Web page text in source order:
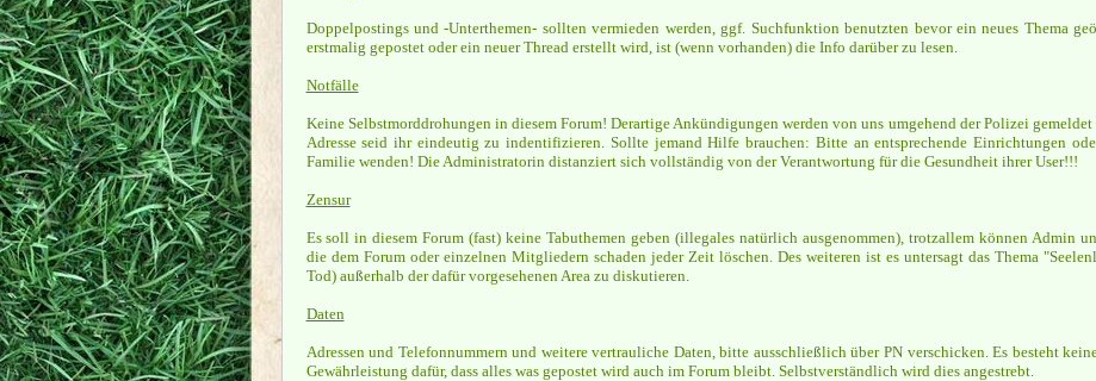
Doppelpostings und -Unterthemen- sollten vermieden werden, ggf. Suchfunktion benutzten bevor ein neues Thema
erstmalig gepostet oder ein neuer Thread erstellt wird, ist (wenn vorhanden) die Info darüber zu lesen.
Notfälle
Keine Selbstmorddrohungen in diesem Forum! Derartige Ankündigungen werden von uns umgehend der Polizei
Adresse seid ihr eindeutig zu indentifizieren. Sollte jemand Hilfe brauchen: Bitte an entsprechende Einrichtungen
Familie wenden! Die Administratorin distanziert sich vollständig von der Verantwortung für die Gesundheit ihrer User!!!
Zensur
Es soll in diesem Forum (fast) keine Tabuthemen geben (illegales natürlich ausgenommen), trotzallem können Admin
die dem Forum oder einzelnen Mitgliedern schaden jeder Zeit löschen. Des weiteren ist es untersagt das Thema
Tod) außerhalb der dafür vorgesehenen Area zu diskutieren.
Daten
Adressen und Telefonnummern und weitere vertrauliche Daten, bitte ausschließlich über PN verschicken. Es besteht
Gewährleistung dafür, dass alles was gepostet wird auch im Forum bleibt. Selbstverständlich wird dies angestrebt.